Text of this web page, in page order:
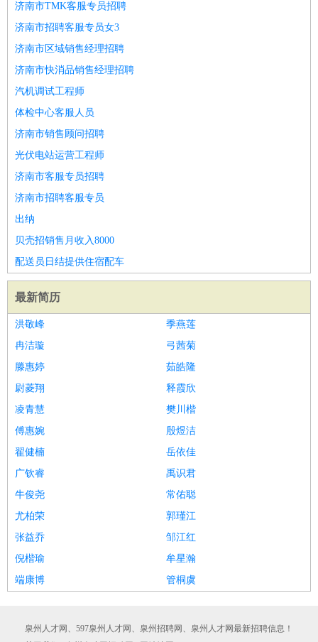
济南市TMK客服专员招聘
济南市招聘客服专员女3
济南市区域销售经理招聘
济南市快消品销售经理招聘
汽机调试工程师
体检中心客服人员
济南市销售顾问招聘
光伏电站运营工程师
济南市客服专员招聘
济南市招聘客服专员
出纳
贝壳招销售月收入8000
配送员日结提供住宿配车
最新简历
洪敬峰
季燕莲
冉洁璇
弓茜菊
滕惠婷
茹皓隆
尉菱翔
释霞欣
凌青慧
樊川楷
傅惠婉
殷煜洁
翟健楠
岳依佳
广钦睿
禹识君
牛俊尧
常佑聪
尤柏荣
郭瑾江
张益乔
邹江红
倪楷瑜
牟星瀚
端康博
管桐虞
泉州人才网、597泉州人才网、泉州招聘网、泉州人才网最新招聘信息！